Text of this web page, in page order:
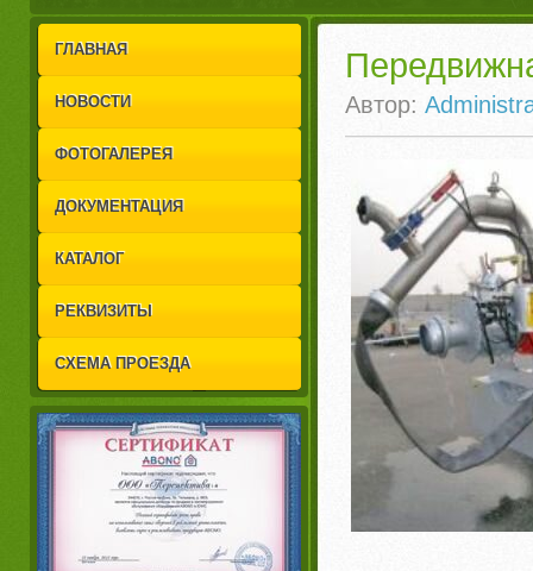
1
2
ГЛАВНАЯ
НОВОСТИ
ФОТОГАЛЕРЕЯ
ДОКУМЕНТАЦИЯ
КАТАЛОГ
РЕКВИЗИТЫ
СХЕМА ПРОЕЗДА
Автор: